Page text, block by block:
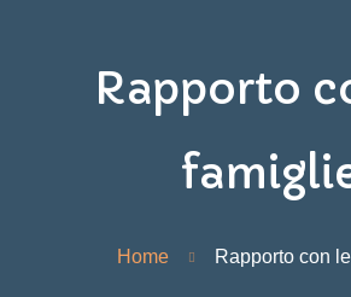
Rapporto
Home Rapporto con